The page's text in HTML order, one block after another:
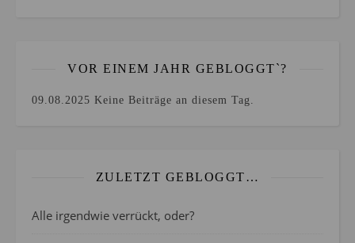
VOR EINEM JAHR GEBLOGGT`?
09.08.2025 Keine Beiträge an diesem Tag.
ZULETZT GEBLOGGT…
Alle irgendwie verrückt, oder?